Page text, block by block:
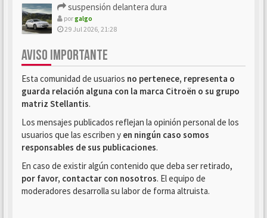
suspensión delantera dura
porgalgo
29 Jul 2026, 21:28
AVISO IMPORTANTE
Esta comunidad de usuarios no pertenece, representa o
guarda relación alguna con la marca Citroën o su grupo
matriz Stellantis.
Los mensajes publicados reflejan la opinión personal de los
usuarios que las escriben y en ningún caso somos
responsables de sus publicaciones.
En caso de existir algún contenido que deba ser retirado,
por favor, contactar con nosotros. El equipo de
moderadores desarrolla su labor de forma altruista.